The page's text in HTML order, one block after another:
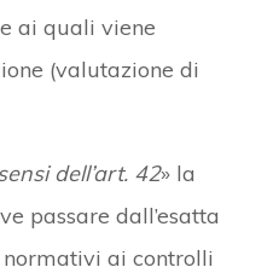
ai quali viene
(valutazione di
dell’art. 42» la
passare dall’esatta
ai controlli